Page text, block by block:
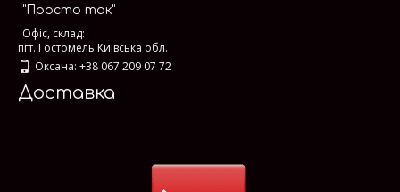
"Просто так"
Офіс, склад:
пгт. Гостомель Київська обл.
Оксана: +38 067 209 07 72
Доставка